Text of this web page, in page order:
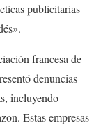
publicitarias
francesa de
denuncias
incluyendo
Estas empresas